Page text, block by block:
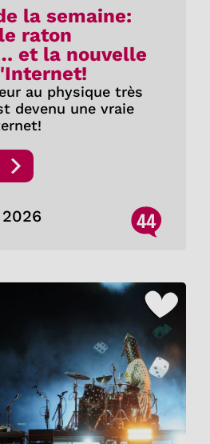
la semaine:
raton
et la nouvelle
au physique très
devenu une vraie
44